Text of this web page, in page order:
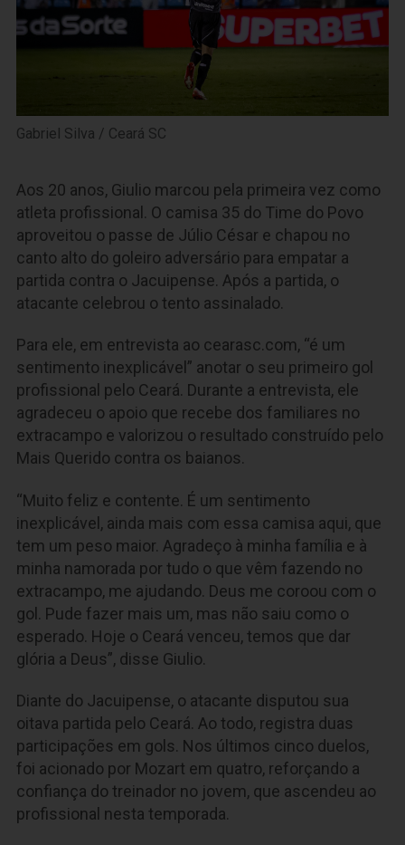
Gabriel Silva / Ceará SC
Aos 20 anos, Giulio marcou pela primeira vez como
atleta profissional. O camisa 35 do Time do Povo
aproveitou o passe de Júlio César e chapou no
canto alto do goleiro adversário para empatar a
partida contra o Jacuipense. Após a partida, o
atacante celebrou o tento assinalado.
Para ele, em entrevista ao cearasc.com, “é um
sentimento inexplicável” anotar o seu primeiro gol
profissional pelo Ceará. Durante a entrevista, ele
agradeceu o apoio que recebe dos familiares no
extracampo e valorizou o resultado construído pelo
Mais Querido contra os baianos.
“Muito feliz e contente. É um sentimento
inexplicável, ainda mais com essa camisa aqui, que
tem um peso maior. Agradeço à minha família e à
minha namorada por tudo o que vêm fazendo no
extracampo, me ajudando. Deus me coroou com o
gol. Pude fazer mais um, mas não saiu como o
esperado. Hoje o Ceará venceu, temos que dar
glória a Deus”, disse Giulio.
Diante do Jacuipense, o atacante disputou sua
oitava partida pelo Ceará. Ao todo, registra duas
participações em gols. Nos últimos cinco duelos,
foi acionado por Mozart em quatro, reforçando a
confiança do treinador no jovem, que ascendeu ao
profissional nesta temporada.